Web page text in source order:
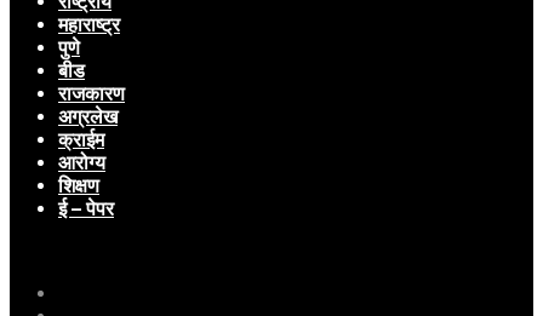
महाराष्ट्र
पुणे
बीड
राजकारण
अग्रलेख
क्राईम
आरोग्य
शिक्षण
ई – पेपर